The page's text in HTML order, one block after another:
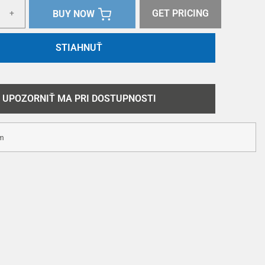
+ BUY NOW GET PRICING
STIAHNUŤ
UPOZORNIŤ MA PRI DOSTUPNOSTI